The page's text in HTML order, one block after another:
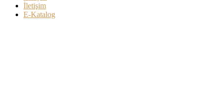
İletişim
E-Katalog